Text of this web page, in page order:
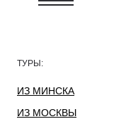
ТУРЫ:
ИЗ МИНСКА
ИЗ МОСКВЫ